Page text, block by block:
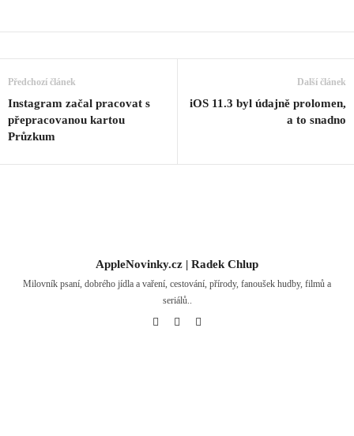
Předchozí článek
Instagram začal pracovat s
přepracovanou kartou
Průzkum
Další článek
iOS 11.3 byl údajně prolomen,
a to snadno
AppleNovinky.cz | Radek Chlup
Milovník psaní, dobrého jídla a vaření, cestování, přírody, fanoušek hudby, filmů a
seriálů..